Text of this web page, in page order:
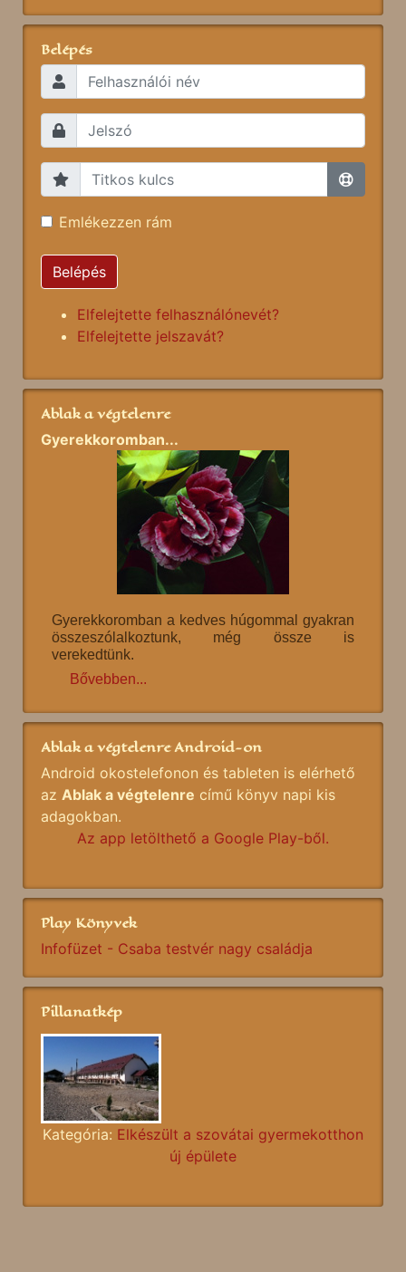
Belépés
Emlékezzen rám
Belépés
Elfelejtette felhasználónevét?
Elfelejtette jelszavát?
Ablak a végtelenre
Gyerekkoromban...
Gyerekkoromban a kedves húgommal gyakran
összeszólalkoztunk, még össze is
verekedtünk.
Bővebben...
Ablak a végtelenre Android-on
Android okostelefonon és tableten is elérhető
az Ablak a végtelenre című könyv napi kis
adagokban.
Az app letölthető a Google Play-ből.
Play Könyvek
Infofüzet - Csaba testvér nagy családja
Pillanatkép
Kategória: Elkészült a szovátai gyermekotthon
új épülete